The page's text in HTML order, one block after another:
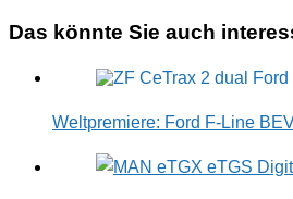
Das könnte Sie auch
Weltpremiere: Ford F-Line